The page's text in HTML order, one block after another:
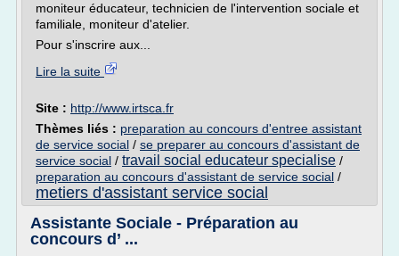
moniteur éducateur, technicien de l'intervention sociale et
familiale, moniteur d'atelier.
Pour s'inscrire aux...
Lire la suite
Site : http://www.irtsca.fr
Thèmes liés : preparation au concours d'entree assistant
de service social / se preparer au concours d'assistant de
service social / travail social educateur specialise /
preparation au concours d'assistant de service social /
metiers d'assistant service social
Assistante Sociale - Préparation au
concours d’ ...